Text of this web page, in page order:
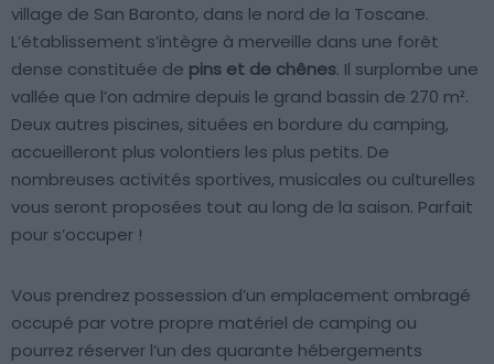
village de San Baronto, dans le nord de la Toscane.
L’établissement s’intègre à merveille dans une forêt
dense constituée de pins et de chênes. Il surplombe une
vallée que l’on admire depuis le grand bassin de 270 m².
Deux autres piscines, situées en bordure du camping,
accueilleront plus volontiers les plus petits. De
nombreuses activités sportives, musicales ou culturelles
vous seront proposées tout au long de la saison. Parfait
pour s’occuper !
Vous prendrez possession d’un emplacement ombragé
occupé par votre propre matériel de camping ou
pourrez réserver l’un des quarante hébergements